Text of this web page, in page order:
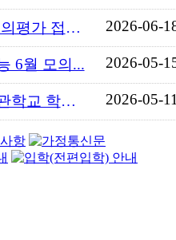
가 접수... 2026-06-
6월 모의... 2026-05-
학교장... 2026-05-